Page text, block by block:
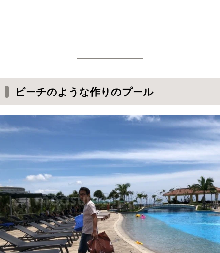
ビーチのような作りのプール